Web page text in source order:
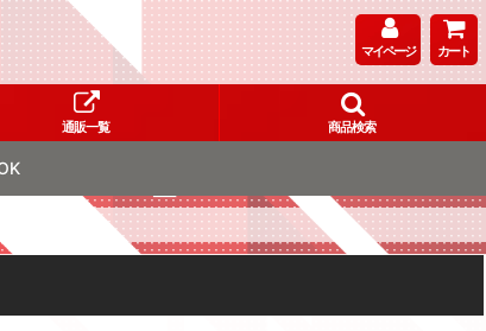
マイページ カート
通販一覧 商品検索